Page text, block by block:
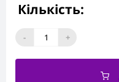
Кількість:
- +